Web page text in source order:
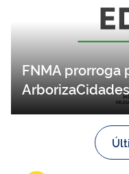
FNMA prorroga
ArborizaCidades